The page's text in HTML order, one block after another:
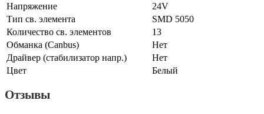
Напряжение
24V
Тип св. элемента
SMD 5050
Количество св. элементов
13
Обманка (Canbus)
Нет
Драйвер (cтабилизатор напр.)
Нет
Цвет
Белый
Отзывы